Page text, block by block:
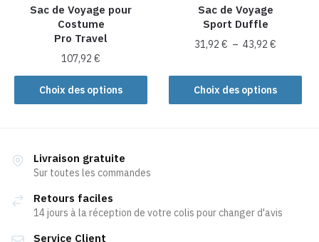
la
page
du
produit
Sac de Voyage pour
Costume
Pro Travel
107,92€
Choix des options
Ce
produit
variations.
Les
peuvent
Sac de Voyage
Sport Duffle
31,92€ – 43,92€
prix :
31,92 €
à
Choix des options
produit
a
être
Livraison gratuite
Sur toutes les commandes
Retours faciles
14 jours à la réception de votre colis pour changer d'avis
Service Client